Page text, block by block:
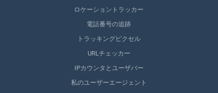
ロケーショントラッカー
電話番号の追跡
トラッキングピクセル
URLチェッカー
IPカウンタとユーザバー
私のユーザーエージェント